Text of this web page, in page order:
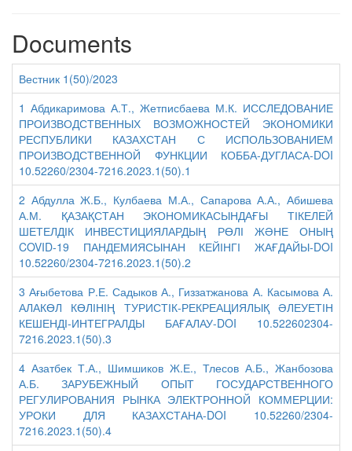
Documents
Вестник 1(50)/2023
1 Абдикаримова А.Т., Жетписбаева М.К. ИССЛЕДОВАНИЕ
ПРОИЗВОДСТВЕННЫХ ВОЗМОЖНОСТЕЙ ЭКОНОМИКИ
РЕСПУБЛИКИ КАЗАХСТАН С ИСПОЛЬЗОВАНИЕМ
ПРОИЗВОДСТВЕННОЙ ФУНКЦИИ КОББА-ДУГЛАСА-DOI
10.52260/2304-7216.2023.1(50).1
2 Абдулла Ж.Б., Кулбаева М.А., Сапарова А.А., Абишева
А.М. ҚАЗАҚСТАН ЭКОНОМИКАСЫНДАҒЫ ТІКЕЛЕЙ
ШЕТЕЛДІК ИНВЕСТИЦИЯЛАРДЫҢ РӨЛІ ЖӘНЕ ОНЫҢ
COVID-19 ПАНДЕМИЯСЫНАН КЕЙІНГІ ЖАҒДАЙЫ-DOI
10.52260/2304-7216.2023.1(50).2
3 Ағыбетова Р.Е. Садыков А., Гиззатжанова А. Касымова А.
АЛАКӨЛ КӨЛІНІҢ ТУРИСТІК-РЕКРЕАЦИЯЛЫҚ ӘЛЕУЕТІН
КЕШЕНДІ-ИНТЕГРАЛДЫ БАҒАЛАУ-DOI 10.522602304-
7216.2023.1(50).3
4 Азатбек Т.А., Шимшиков Ж.Е., Тлесов А.Б., Жанбозова
А.Б. ЗАРУБЕЖНЫЙ ОПЫТ ГОСУДАРСТВЕННОГО
РЕГУЛИРОВАНИЯ РЫНКА ЭЛЕКТРОННОЙ КОММЕРЦИИ:
УРОКИ ДЛЯ КАЗАХСТАНА-DOI 10.52260/2304-
7216.2023.1(50).4